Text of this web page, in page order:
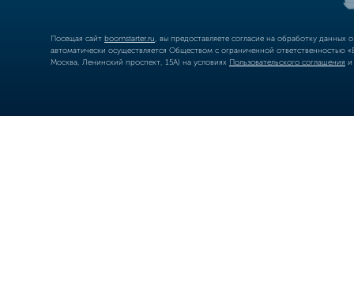
Посещая сайт boomstarter.ru , вы предоставляете согласие на обработку
автоматически осуществляется Обществом с ограниченной
Москва, Ленинский проспект, 15А) на условиях Пользовательского соглашения и